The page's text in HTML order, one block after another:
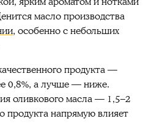
масло производства
, особенно с небольших
продукта —
0,8%, а лучше — ниже.
оливкового масла — 1,5–2
продукта напрямую влияет